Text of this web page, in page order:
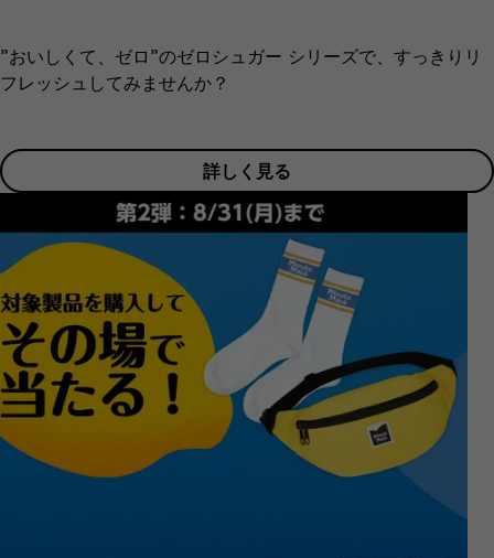
”おいしくて、ゼロ”のゼロシュガー シリーズで、すっきりリ
フレッシュしてみませんか？
詳しく見る